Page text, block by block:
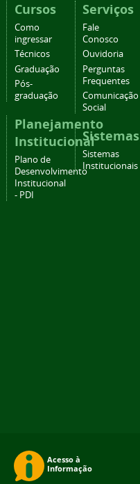
Cursos
Como
ingressar
Técnicos
Graduação
Pós-
graduação
Planejamento
Institucional
Plano de
Desenvolvimento
Institucional
- PDI
Serviços
Fale
Conosco
Ouvidoria
Perguntas
Frequentes
Comunicação
Social
Sistemas
Sistemas
Institucionais